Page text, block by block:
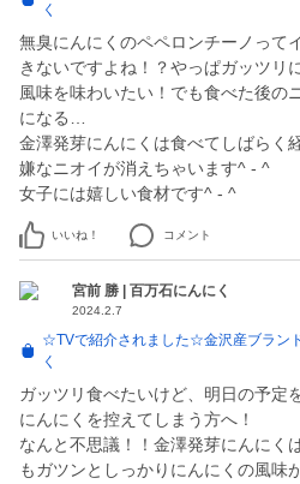
く
無臭にんにくのペペロンチーノって
きないですよね！？やっぱガッツリ
風味を味わいたい！でも食べた後の
になる…
金澤発芽にんにくは食べてしばらく
嫌なニオイが消えちゃいます^ - ^
女子には嬉しい食材です^ - ^
いいね！ コメント
宮前 勝 | 百万石にんにく
2024.2.7
☆TVで紹介されました☆金沢産ブラン
く
ガッツリ食べたいけど、明日の予定
にんにくを控えてしまう方へ！
なんと不思議！！金澤発芽にんにく
もガツンとしっかりにんにくの風味